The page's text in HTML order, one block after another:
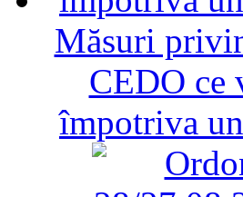
Măsuri
CEDO ce
împotriva